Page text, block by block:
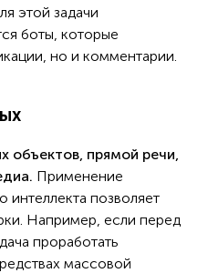
этой задачи
боты, которые
но и комментарии.
объектов, прямой речи,
. Применение
интеллекта позволяет
Например, если перед
проработать
массовой